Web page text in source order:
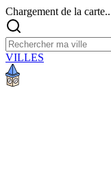
Chargement de la
VILLES